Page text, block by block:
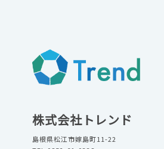
株式会社トレンド
島根県松江市嫁島町11-22